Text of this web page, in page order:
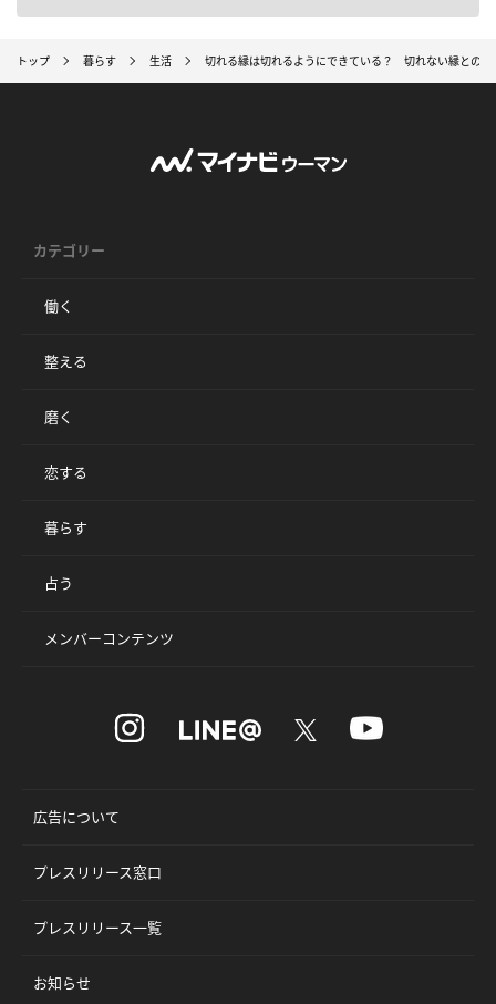
トップ 暮らす 生活 切れる縁は切れるようにできている？ 切れない縁との違
カテゴリー
働く
整える
磨く
恋する
暮らす
占う
メンバーコンテンツ
広告について
プレスリリース窓口
プレスリリース一覧
お知らせ